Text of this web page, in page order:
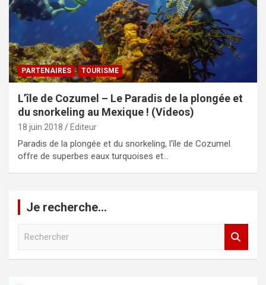
PARTENAIRES TOURISME
L’île de Cozumel – Le Paradis de la plongée et
du snorkeling au Mexique ! (Videos)
18 juin 2018 Editeur
Paradis de la plongée et du snorkeling, l'île de Cozumel
offre de superbes eaux turquoises et…
Je recherche…